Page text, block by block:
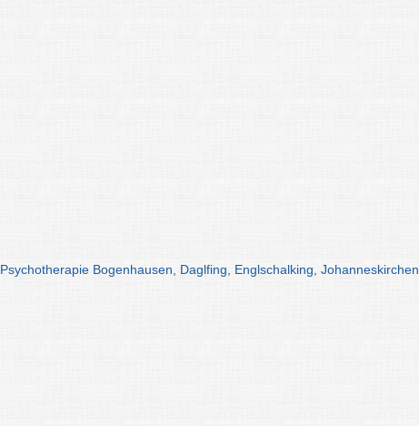
Psychotherapie Bogenhausen, Daglfing, Englschalking, Johanneskirchen